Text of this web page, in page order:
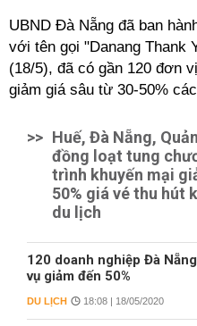
UBND Đà Nẵng đã ban
với tên gọi "Danang Thank
(18/5), đã có gần 120 đơn
giảm giá sâu từ 30-50%
>> Huế, Đà Nẵng,
đồng loạt tung
trình khuyến mại
50% giá vé thu hút
du lịch
120 doanh nghiệp Đà
vụ giảm đến 50%
DU LỊCH 18:08 | 18/05/2020